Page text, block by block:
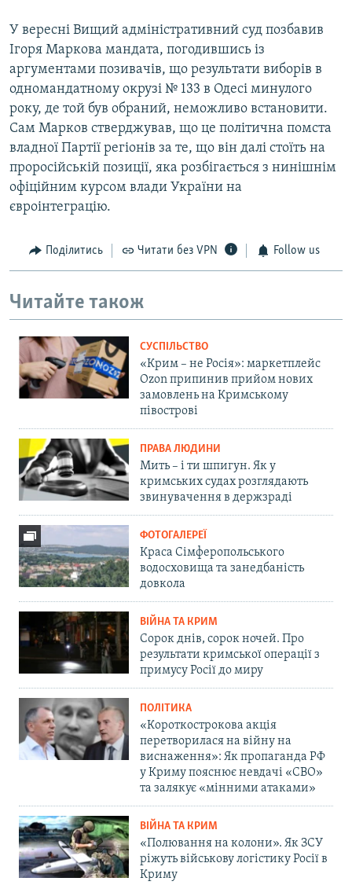
У вересні Вищий адміністративний суд позбавив
Ігоря Маркова мандата, погодившись із
аргументами позивачів, що результати виборів в
одномандатному окрузі № 133 в Одесі минулого
року, де той був обраний, неможливо встановити.
Сам Марков стверджував, що це політична помста
владної Партії регіонів за те, що він далі стоїть на
проросійській позиції, яка розбігається з нинішнім
офіційним курсом влади України на
євроінтеграцію.
Поділитись Читати без VPN Follow us
Читайте також
СУСПІЛЬСТВО
«Крим – не Росія»: маркетплейс
Ozon припинив прийом нових
замовлень на Кримському
півострові
ПРАВА ЛЮДИНИ
Мить – і ти шпигун. Як у
кримських судах розглядають
звинувачення в держзраді
ФОТОГАЛЕРЕЇ
Краса Сімферопольського
водосховища та занедбаність
довкола
ВІЙНА ТА КРИМ
Сорок днів, сорок ночей. Про
результати кримської операції з
примусу Росії до миру
ПОЛІТИКА
«Короткострокова акція
перетворилася на війну на
виснаження»: Як пропаганда РФ
у Криму пояснює невдачі «СВО»
та залякує «мінними атаками»
ВІЙНА ТА КРИМ
«Полювання на колони». Як ЗСУ
ріжуть військову логістику Росії в
Криму